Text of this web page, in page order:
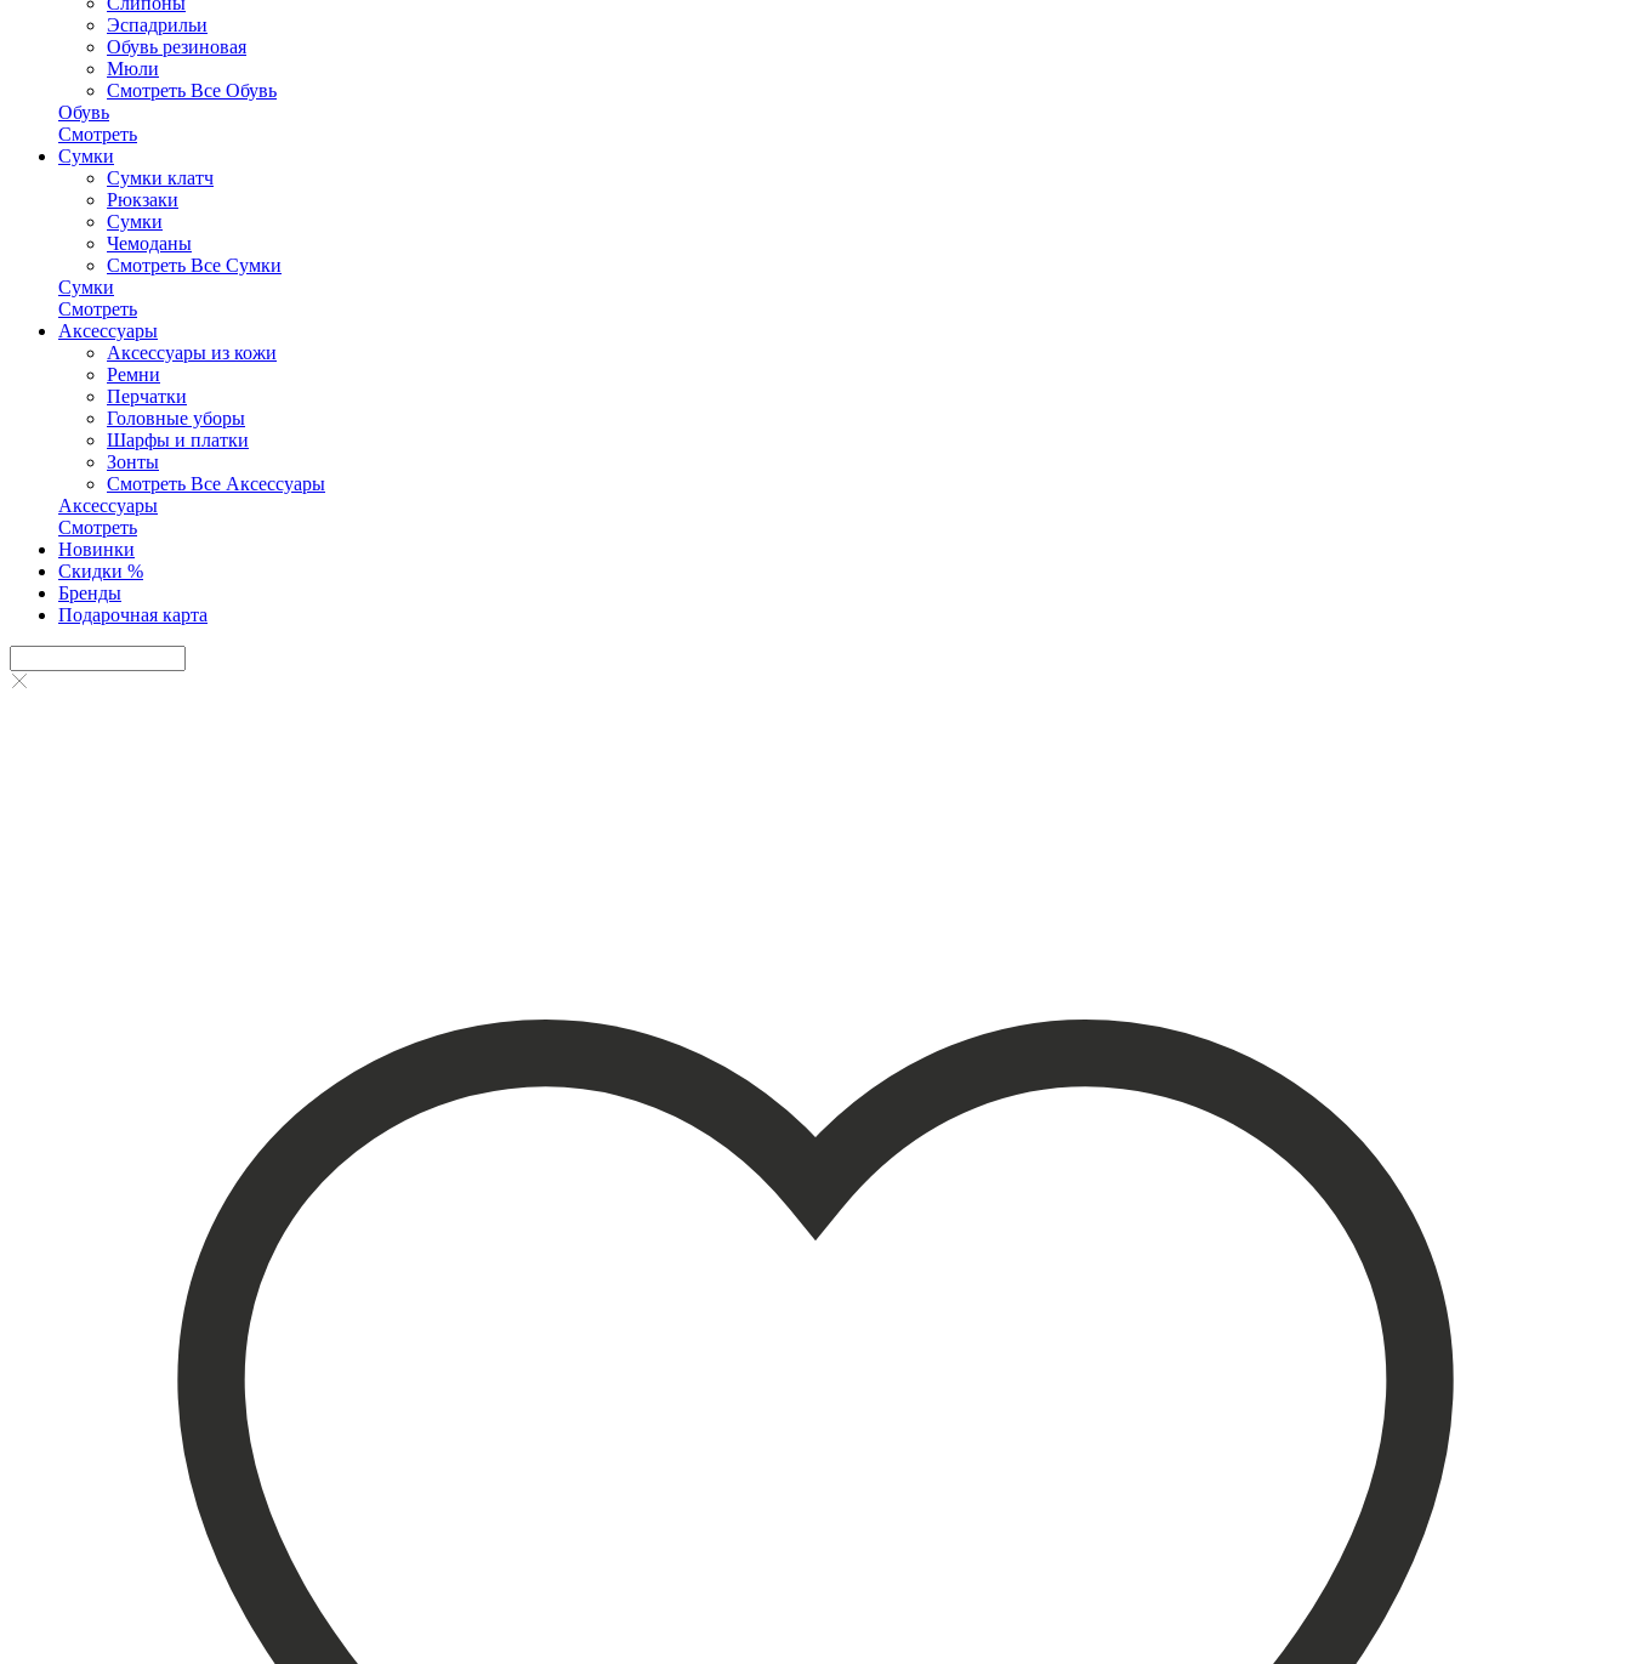
Эспадрильи
Обувь резиновая
Мюли
Смотреть Все Обувь
Обувь
Смотреть
Сумки
Сумки клатч
Рюкзаки
Сумки
Чемоданы
Смотреть Все Сумки
Сумки
Смотреть
Аксессуары
Аксессуары из кожи
Ремни
Перчатки
Головные уборы
Шарфы и платки
Зонты
Смотреть Все Аксессуары
Аксессуары
Смотреть
Новинки
Скидки %
Бренды
Подарочная карта